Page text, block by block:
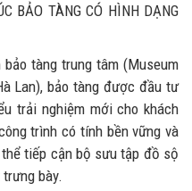
TÀNG CÓ HÌNH DẠNG
tàng trung tâm (Museum
Lan), bảo tàng được đầu tư
trải nghiệm mới cho khách
trình có tính bền vững và
tiếp cận bộ sưu tập đồ sộ
bày.